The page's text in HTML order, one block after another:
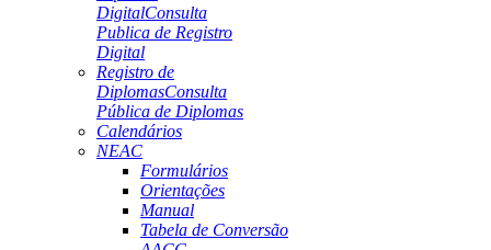
DigitalConsulta
Publica de Registro
Digital
Registro de
DiplomasConsulta
Pública de Diplomas
Calendários
NEAC
Formulários
Orientações
Manual
Tabela de Conversão